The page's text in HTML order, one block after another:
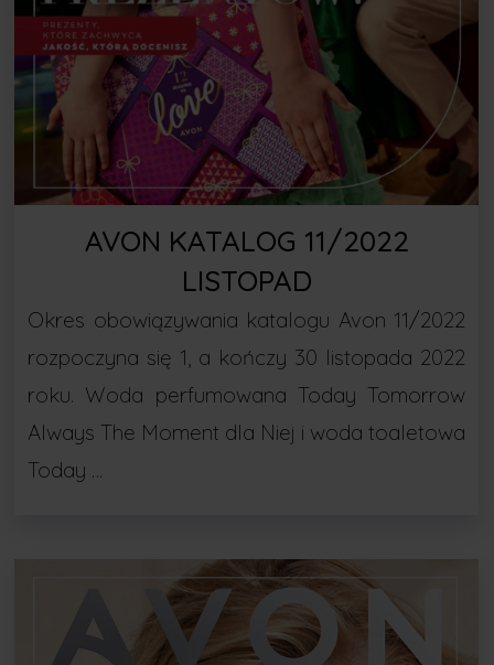
AVON KATALOG 11/2022
LISTOPAD
Okres obowiązywania katalogu Avon 11/2022
rozpoczyna się 1, a kończy 30 listopada 2022
roku. Woda perfumowana Today Tomorrow
Always The Moment dla Niej i woda toaletowa
Today …